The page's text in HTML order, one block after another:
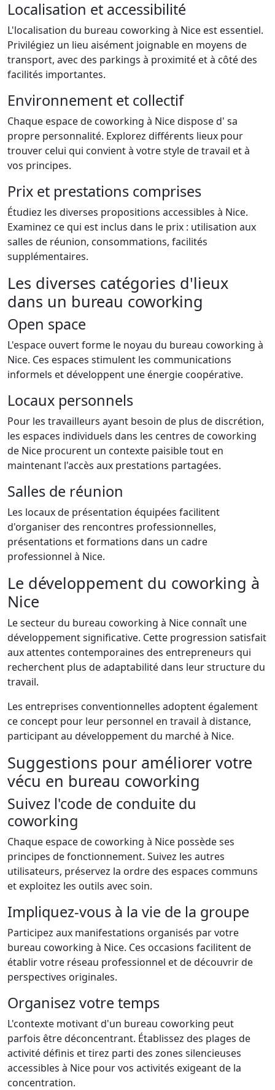
Localisation et accessibilité
L'localisation du bureau coworking à Nice est essentiel.
Privilégiez un lieu aisément joignable en moyens de
transport, avec des parkings à proximité et à côté des
facilités importantes.
Environnement et collectif
Chaque espace de coworking à Nice dispose d' sa
propre personnalité. Explorez différents lieux pour
trouver celui qui convient à votre style de travail et à
vos principes.
Prix et prestations comprises
Étudiez les diverses propositions accessibles à Nice.
Examinez ce qui est inclus dans le prix : utilisation aux
salles de réunion, consommations, facilités
supplémentaires.
Les diverses catégories d'lieux
dans un bureau coworking
Open space
L'espace ouvert forme le noyau du bureau coworking à
Nice. Ces espaces stimulent les communications
informels et développent une énergie coopérative.
Locaux personnels
Pour les travailleurs ayant besoin de plus de discrétion,
les espaces individuels dans les centres de coworking
de Nice procurent un contexte paisible tout en
maintenant l'accès aux prestations partagées.
Salles de réunion
Les locaux de présentation équipées facilitent
d'organiser des rencontres professionnelles,
présentations et formations dans un cadre
professionnel à Nice.
Le développement du coworking à
Nice
Le secteur du bureau coworking à Nice connaît une
développement significative. Cette progression satisfait
aux attentes contemporaines des entrepreneurs qui
recherchent plus de adaptabilité dans leur structure du
travail.
Les entreprises conventionnelles adoptent également
ce concept pour leur personnel en travail à distance,
participant au développement du marché à Nice.
Suggestions pour améliorer votre
vécu en bureau coworking
Suivez l'code de conduite du
coworking
Chaque espace de coworking à Nice possède ses
principes de fonctionnement. Suivez les autres
utilisateurs, préservez la ordre des espaces communs
et exploitez les outils avec soin.
Impliquez-vous à la vie de la groupe
Participez aux manifestations organisés par votre
bureau coworking à Nice. Ces occasions facilitent de
établir votre réseau professionnel et de découvrir de
perspectives originales.
Organisez votre temps
L'contexte motivant d'un bureau coworking peut
parfois être déconcentrant. Établissez des plages de
activité définis et tirez parti des zones silencieuses
accessibles à Nice pour vos activités exigeant de la
concentration.